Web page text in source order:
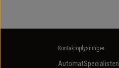
Kontaktoplysninger.
AutomatSpecialisten